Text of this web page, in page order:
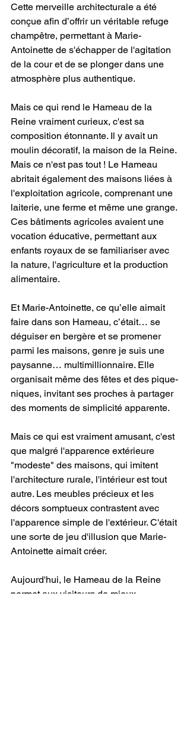
Cette merveille architecturale a été
conçue afin d’offrir un véritable refuge
champêtre, permettant à Marie-
Antoinette de s'échapper de l'agitation
de la cour et de se plonger dans une
atmosphère plus authentique.
Mais ce qui rend le Hameau de la
Reine vraiment curieux, c'est sa
composition étonnante. Il y avait un
moulin décoratif, la maison de la Reine.
Mais ce n'est pas tout ! Le Hameau
abritait également des maisons liées à
l'exploitation agricole, comprenant une
laiterie, une ferme et même une grange.
Ces bâtiments agricoles avaient une
vocation éducative, permettant aux
enfants royaux de se familiariser avec
la nature, l'agriculture et la production
alimentaire.
Et Marie-Antoinette, ce qu’elle aimait
faire dans son Hameau, c’était… se
déguiser en bergère et se promener
parmi les maisons, genre je suis une
paysanne… multimillionnaire. Elle
organisait même des fêtes et des pique-
niques, invitant ses proches à partager
des moments de simplicité apparente.
Mais ce qui est vraiment amusant, c'est
que malgré l'apparence extérieure
"modeste" des maisons, qui imitent
l'architecture rurale, l'intérieur est tout
autre. Les meubles précieux et les
décors somptueux contrastent avec
l'apparence simple de l'extérieur. C'était
une sorte de jeu d'illusion que Marie-
Antoinette aimait créer.
Aujourd'hui, le Hameau de la Reine
permet aux visiteurs de mieux